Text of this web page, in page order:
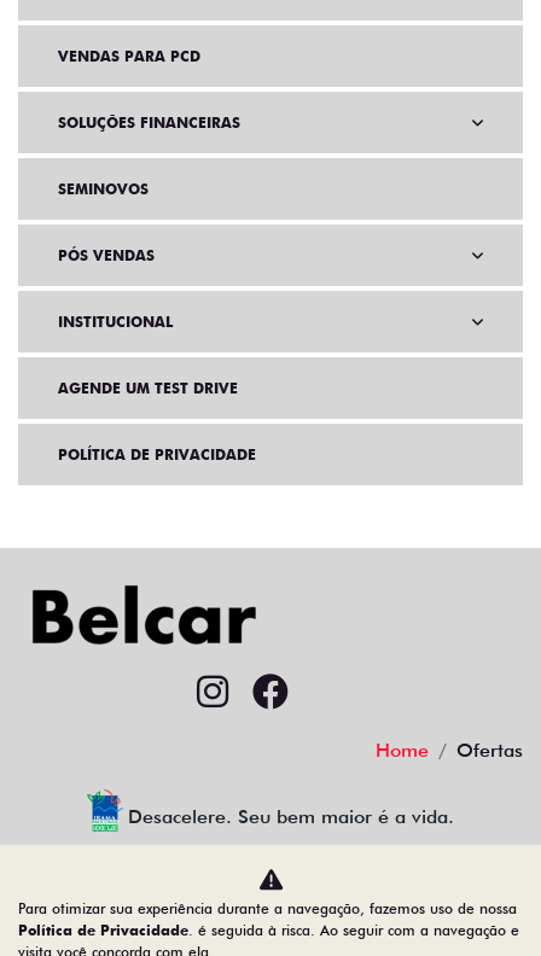
VENDAS PARA PCD
SOLUÇÕES FINANCEIRAS
SEMINOVOS
PÓS VENDAS
INSTITUCIONAL
AGENDE UM TEST DRIVE
POLÍTICA DE PRIVACIDADE
Home Ofertas
Desacelere. Seu bem maior é a vida.
38.484.211/0001-10
Para otimizar sua experiência durante a navegação, fazemos uso de nossa
Política de Privacidade. é seguida à risca. Ao seguir com a navegação e
visita você concorda com ela.